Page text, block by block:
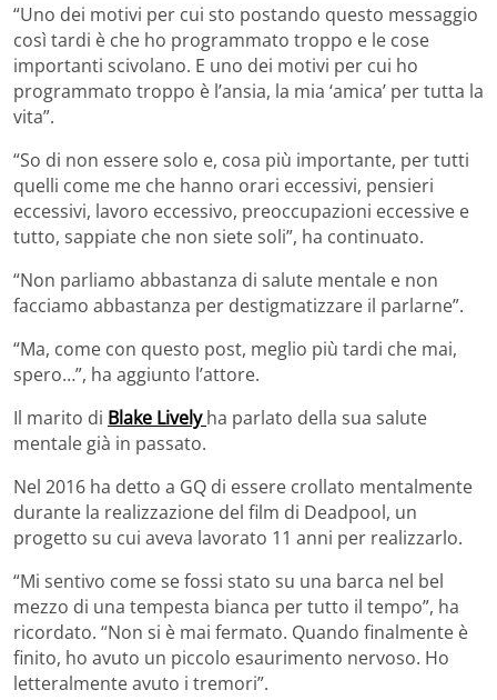
“Uno dei motivi per cui sto postando questo messaggio
così tardi è che ho programmato troppo e le cose
importanti scivolano. E uno dei motivi per cui ho
programmato troppo è l’ansia, la mia ‘amica’ per tutta la
vita”.
“So di non essere solo e, cosa più importante, per tutti
quelli come me che hanno orari eccessivi, pensieri
eccessivi, lavoro eccessivo, preoccupazioni eccessive e
tutto, sappiate che non siete soli”, ha continuato.
“Non parliamo abbastanza di salute mentale e non
facciamo abbastanza per destigmatizzare il parlarne”.
“Ma, come con questo post, meglio più tardi che mai,
spero…”, ha aggiunto l’attore.
Il marito di Blake Lively ha parlato della sua salute
mentale già in passato.
Nel 2016 ha detto a GQ di essere crollato mentalmente
durante la realizzazione del film di Deadpool, un
progetto su cui aveva lavorato 11 anni per realizzarlo.
“Mi sentivo come se fossi stato su una barca nel bel
mezzo di una tempesta bianca per tutto il tempo”, ha
ricordato. “Non si è mai fermato. Quando finalmente è
finito, ho avuto un piccolo esaurimento nervoso. Ho
letteralmente avuto i tremori”.